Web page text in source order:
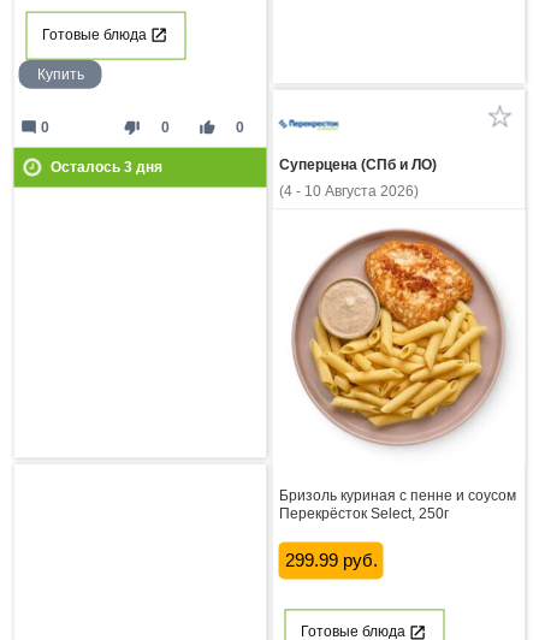
Готовые блюда
Купить
thumb_down 0 thumb_up 0
mode_comment 0
Осталось 3дня
Суперцена (СПб и ЛО)
(4 - 10 Августа 2026)
Бризоль куриная с пенне и соусом
Перекрёсток Select, 250г
299.99 руб.
Готовые блюда